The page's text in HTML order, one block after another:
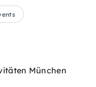
München